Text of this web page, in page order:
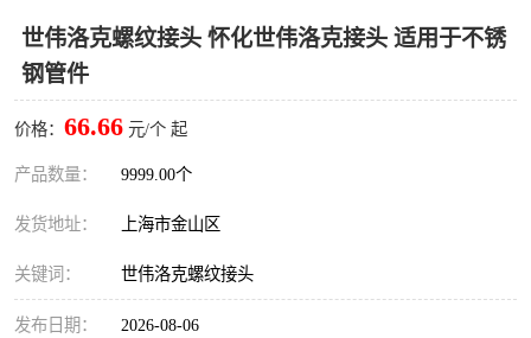
世伟洛克螺纹接头 怀化世伟洛克接头 适用于不锈
钢管件
价格： 66.66 元/个 起
产品数量： 9999.00个
发货地址： 上海市金山区
关键词： 世伟洛克螺纹接头
发布日期： 2026-08-06